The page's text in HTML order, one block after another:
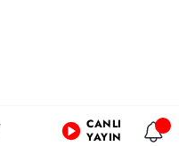
CANLI
YAYIN